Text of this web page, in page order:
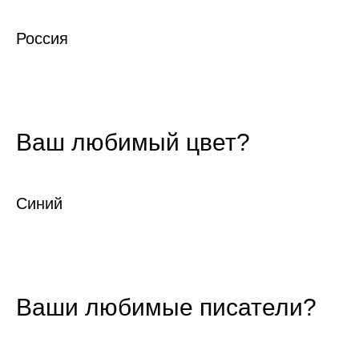
Россия
Ваш любимый цвет?
Синий
Ваши любимые писатели?